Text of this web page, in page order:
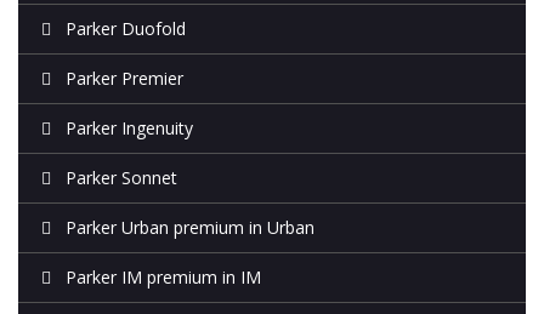
Parker Duofold
Parker Premier
Parker Ingenuity
Parker Sonnet
Parker Urban premium in Urban
Parker IM premium in IM